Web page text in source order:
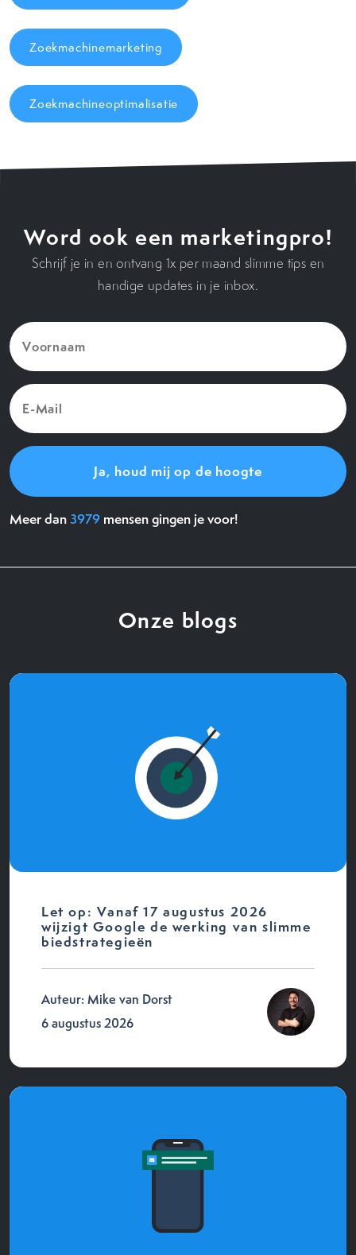
Zoekmachinemarketing
Zoekmachineoptimalisatie
Word ook een marketingpro!
Schrijf je in en ontvang 1x per maand slimme tips en
handige updates in je inbox.
Voornaam
(Vereist)
E-
Mail
(Vereist)
Meer dan3979 mensen gingen je voor!
Onze blogs
Let op: Vanaf 17 augustus 2026
wijzigt Google de werking van slimme
biedstrategieën
Auteur: Mike van Dorst
6 augustus 2026